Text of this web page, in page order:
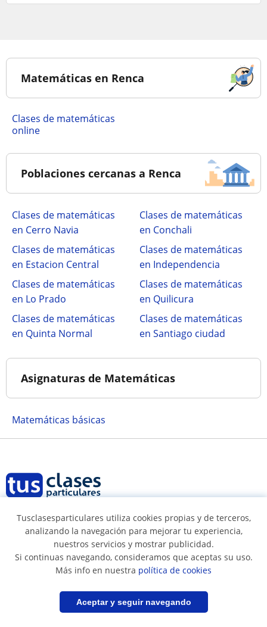
Guardar búsqueda
Matemáticas en Renca
Clases de matemáticas
online
Poblaciones cercanas a Renca
Clases de matemáticas
en Cerro Navia
Clases de matemáticas
en Conchali
Clases de matemáticas
en Estacion Central
Clases de matemáticas
en Independencia
Clases de matemáticas
en Lo Prado
Clases de matemáticas
en Quilicura
Clases de matemáticas
en Quinta Normal
Clases de matemáticas
en Santiago ciudad
Asignaturas de Matemáticas
Matemáticas básicas
Síguenos en
Política de cookies
Tusclasesparticulares utiliza cookies propias y de terceros,
analizando la navegación para mejorar tu experiencia,
nuestros servicios y mostrar publicidad.
Si continuas navegando, consideramos que aceptas su uso.
Más info en nuestra política de cookies
Aceptar y seguir navegando